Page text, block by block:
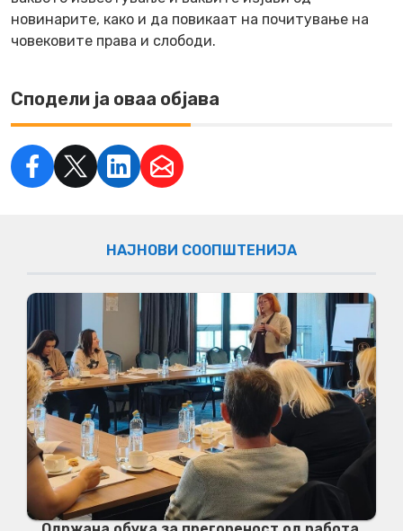
новинарите, како и да повикаат на почитување на
човековите права и слободи.
Сподели ја оваа објава
НАЈНОВИ СООПШТЕНИЈА